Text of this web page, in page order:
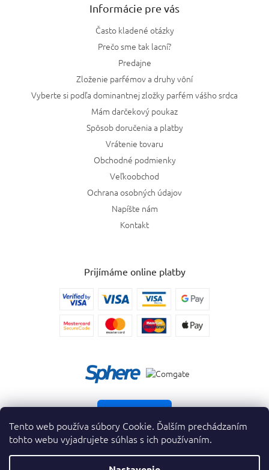
Tento web používa súbory Cookie. Ďalším prechádzaním
tohto webu vyjadrujete súhlas s ich používaním.
Informácie pre vás
Často kladené otázky
Prečo sme tak lacní?
Predajne
Zloženie parfémov a druhy vôní
Vyberte si podľa dominantnej zložky parfém vášho srdca
Mám darčekový poukaz
Spôsob doručenia a platby
Vrátenie tovaru
Obchodné podmienky
Veľkoobchod
Ochrana osobných údajov
Napíšte nám
Kontakt
Prijímáme online platby